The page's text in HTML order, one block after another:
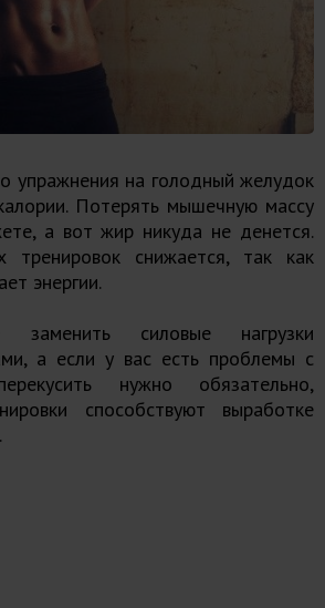
упражнения на голодный желудок
Потерять мышечную массу
а вот жир никуда не денется.
снижается, так как
энергии.
силовые нагрузки
а если у вас есть проблемы с
нужно обязательно,
способствуют выработке